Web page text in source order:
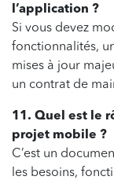
l’application ?
Si vous devez
fonctionnalités,
mises à jour
un contrat de
11. Quel est le
projet mobile ?
C’est un
les besoins,